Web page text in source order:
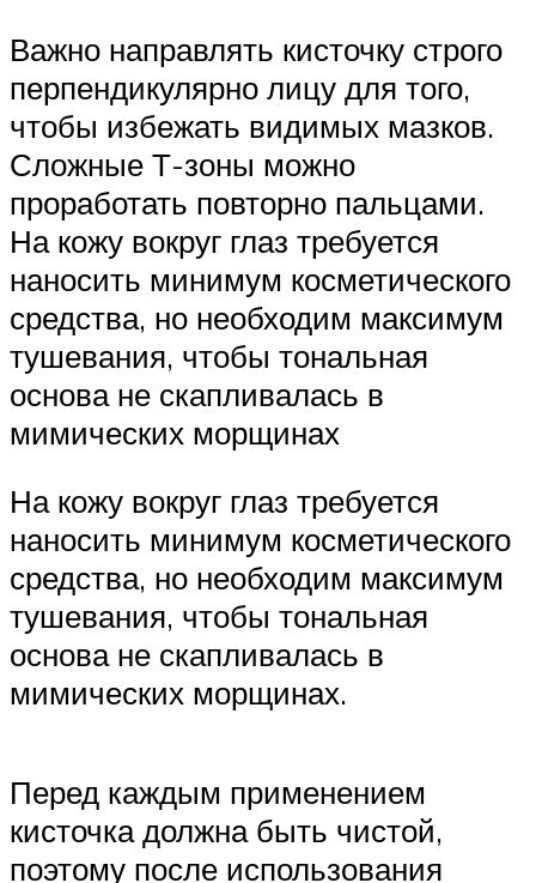
Важно направлять кисточку строго
перпендикулярно лицу для того,
чтобы избежать видимых мазков.
Сложные Т-зоны можно
проработать повторно пальцами.
На кожу вокруг глаз требуется
наносить минимум косметического
средства, но необходим максимум
тушевания, чтобы тональная
основа не скапливалась в
мимических морщинах
На кожу вокруг глаз требуется
наносить минимум косметического
средства, но необходим максимум
тушевания, чтобы тональная
основа не скапливалась в
мимических морщинах.
Перед каждым применением
кисточка должна быть чистой,
поэтому после использования